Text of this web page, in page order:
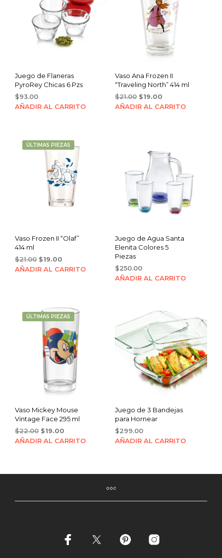
Juego de Flaneras
PyroRey Chicas 6 Pzs
$93.00
AÑADIR AL CARRITO
Vaso Ana Frozen II
“Traveling North” 414 ml
$21.00 Original
price
$19.00Current
price
AÑADIR AL CARRITO
ÚLTIMAS PIEZAS
Vaso Frozen II “Olaf”
414 ml
$21.00 Original
price
$19.00
price
AÑADIR AL CARRITO
Juego de Agua Santa
Elenita Colores 5
Piezas
$250.00
AÑADIR AL CARRITO
ÚLTIMAS PIEZAS
Vaso Mickey Mouse
Vintage Face 295 ml
$22.00 Original
price
$19.00
price
AÑADIR AL CARRITO
Juego de 3 Bandejas
para Hornear
$299.00
AÑADIR AL CARRITO